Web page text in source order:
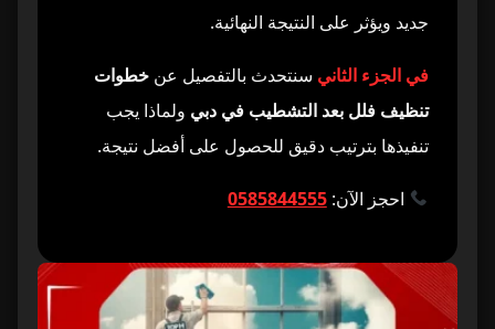
جديد ويؤثر على النتيجة النهائية.
في الجزء الثاني سنتحدث بالتفصيل عن خطوات
تنظيف فلل بعد التشطيب في دبي ولماذا يجب
تنفيذها بترتيب دقيق للحصول على أفضل نتيجة.
احجز الآن:0585844555